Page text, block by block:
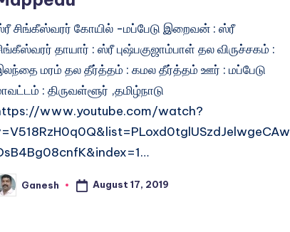
சிங்கீஸ்வரர் கோயில் -மப்பேடு இறைவன் : ஸ்ரீ
தாயார் : ஸ்ரீ புஷ்பகுஜாம்பாள் தல விருச்சகம் :
மரம் தல தீர்த்தம் : கமல தீர்த்தம் ஊர் : மப்பேடு
: திருவள்ளூர் ,தமிழ்நாடு
www.youtube.com/watch?
Ganesh August 17, 2019